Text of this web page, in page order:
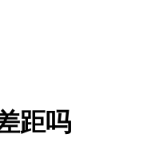
距吗